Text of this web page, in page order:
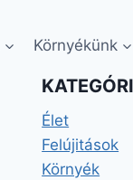
Környékünk
Élet
Felújitások
Környék